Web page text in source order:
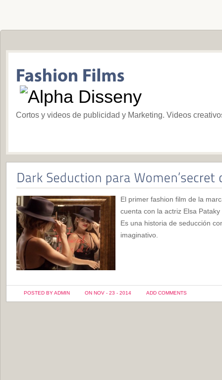
Cortos y videos de publicidad y Marketing. Videos
El primer fashion film de la
cuenta con la actriz Elsa
Es una historia de seducción
imaginativo.
POSTED BY ADMIN ON NOV - 23 - 2014 ADD COMMENTS